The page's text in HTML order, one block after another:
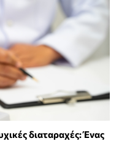
διαταραχές: Ένας